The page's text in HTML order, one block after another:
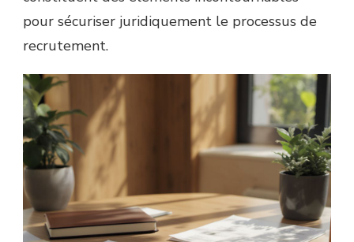
pour sécuriser juridiquement le processus de
recrutement.